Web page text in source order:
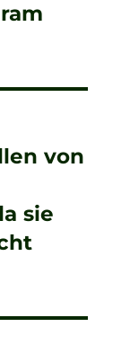
von
sie